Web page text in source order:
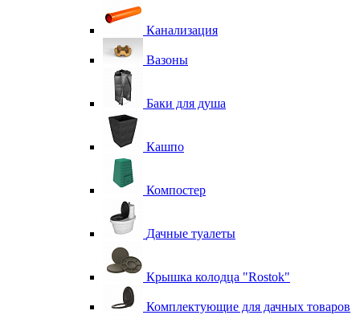
Канализация
Вазоны
Баки для душа
Кашпо
Компостер
Дачные туалеты
Крышка колодца "Rostok"
Комплектующие для дачных товаров